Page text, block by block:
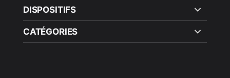
DISPOSITIFS
CATÉGORIES